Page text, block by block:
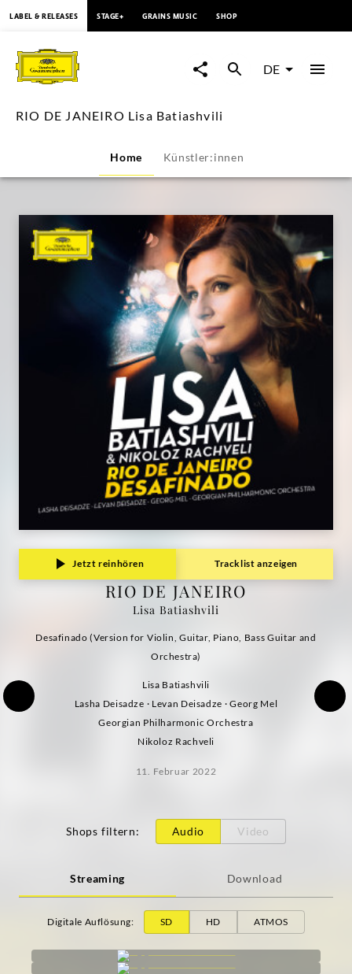
DE
JANEIRO
Batiashvili
Deutsche
Grammophon
LABEL & RELEASES STAGE+ GRAINS MUSIC SHOP
DE
RIO DE JANEIRO Lisa Batiashvili
Home Künstler:innen
Jetzt reinhören Tracklist anzeigen
RIO DE JANEIRO
Lisa Batiashvili
Desafinado (Version for Violin, Guitar, Piano, Bass Guitar and
Orchestra)
Lisa Batiashvili
Lasha Deisadze · Levan Deisadze · Georg Mel
Georgian Philharmonic Orchestra
Nikoloz Rachveli
11. Februar 2022
Shops filtern: Audio Video
Streaming Download
Digitale Auflösung: SD HD ATMOS